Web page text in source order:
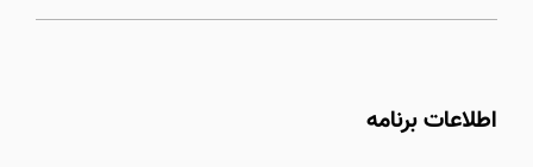
اطلاعات برنامه